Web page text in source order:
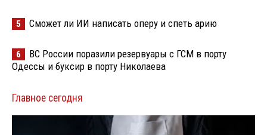
5 Сможет ли ИИ написать оперу и спеть арию
6
ВС России поразили резервуары с ГСМ в порту
Одессы и буксир в порту Николаева
Главное сегодня